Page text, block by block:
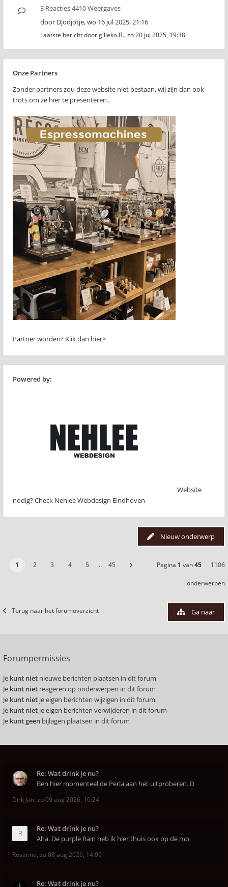
3 Reacties 4410 Weergaves
door Djodjotje,wo 16 jul 2025, 21:16
Laatste bericht doorgilleko B., zo 20 jul 2025, 19:38
Onze Partners
Zonder partners zou deze website niet bestaan, wij zijn dan ook
trots om ze hier te presenteren..
Partner worden? Klik dan hier>
Powered by:
Website
nodig? Check Nehlee Webdesign Eindhoven
Nieuw onderwerp
1 2 3 4 5 … 45 Pagina 1 van45 1106
onderwerpen
Terug naar het forumoverzicht Ga naar
Forumpermissies
Je kunt niet nieuwe berichten plaatsen in dit forum
Je kunt niet reageren op onderwerpen in dit forum
Je kunt niet je eigen berichten wijzigen in dit forum
Je kunt niet je eigen berichten verwijderen in dit forum
Je kunt geen bijlagen plaatsen in dit forum
Re: Wat drink je nu?
Ben hier momenteel de Perla aan het uitproberen. D
Dirk Jan, zo 09 aug 2026, 10:24
Re: Wat drink je nu?
Aha. De purple Rain heb ik hier thuis ook op de mo
Rosanne, za 08 aug 2026, 14:09
Re: Wat drink je nu?